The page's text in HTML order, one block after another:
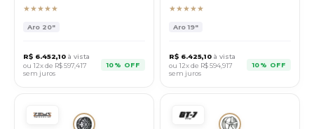
★★★★★
Aro 20"
R$ 6.452,10 à vista
ou 12x de R$597,417
sem juros
10% OFF
★★★★★
Aro19"
R$ 6.425,10 à vista
ou 12x de R$594,917
sem juros
10% OFF